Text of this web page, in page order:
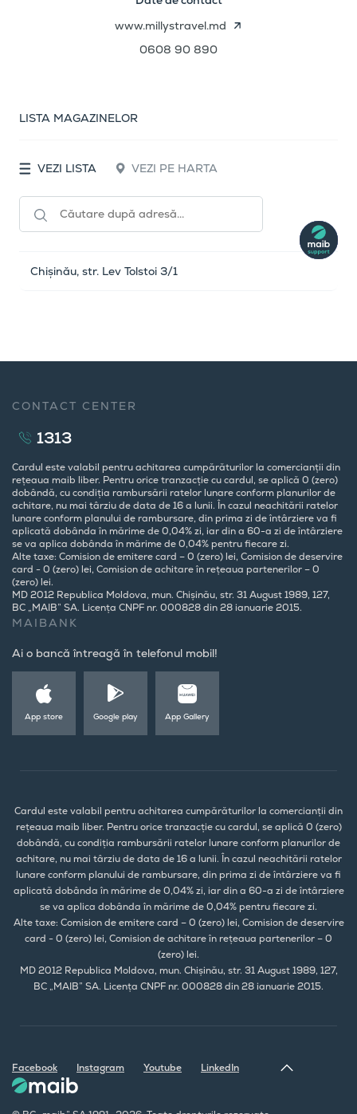
www.millystravel.md
0608 90 890
LISTA MAGAZINELOR
VEZI LISTA VEZI PE HARTA
Chișinău, str. Lev Tolstoi 3/1
CONTACT CENTER
1313
Cardul este valabil pentru achitarea cumpărăturilor la comercianții din
rețeaua maib liber. Pentru orice tranzacție cu cardul, se aplică 0 (zero)
dobândă, cu condiția rambursării ratelor lunare conform planurilor de
achitare, nu mai târziu de data de 16 a lunii. În cazul neachitării ratelor
lunare conform planului de rambursare, din prima zi de întârziere va fi
aplicată dobânda în mărime de 0,04% zi, iar din a 60-a zi de întârziere
se va aplica dobânda în mărime de 0,04% pentru fiecare zi.
Alte taxe: Comision de emitere card – 0 (zero) lei, Comision de deservire
card - 0 (zero) lei, Comision de achitare în rețeaua partenerilor – 0
(zero) lei.
MD 2012 Republica Moldova, mun. Chișinău, str. 31 August 1989, 127,
BC „MAIB” SA. Licența CNPF nr. 000828 din 28 ianuarie 2015.
MAIBANK
Ai o bancă întreagă în telefonul mobil!
App store Google play App Gallery
Cardul este valabil pentru achitarea cumpărăturilor la comercianții din
rețeaua maib liber. Pentru orice tranzacție cu cardul, se aplică 0 (zero)
dobândă, cu condiția rambursării ratelor lunare conform planurilor de
achitare, nu mai târziu de data de 16 a lunii. În cazul neachitării ratelor
lunare conform planului de rambursare, din prima zi de întârziere va fi
aplicată dobânda în mărime de 0,04% zi, iar din a 60-a zi de întârziere
se va aplica dobânda în mărime de 0,04% pentru fiecare zi.
Alte taxe: Comision de emitere card – 0 (zero) lei, Comision de deservire
card - 0 (zero) lei, Comision de achitare în rețeaua partenerilor – 0
(zero) lei.
MD 2012 Republica Moldova, mun. Chișinău, str. 31 August 1989, 127,
BC „MAIB” SA. Licența CNPF nr. 000828 din 28 ianuarie 2015.
Facebook Instagram Youtube LinkedIn